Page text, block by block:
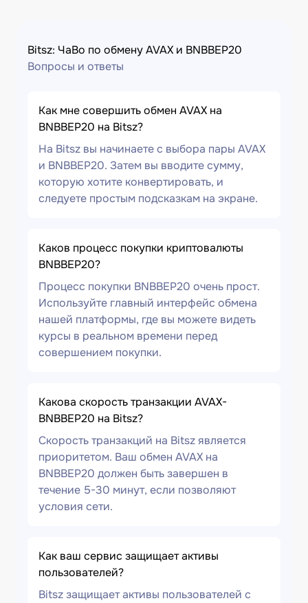
Bitsz: ЧаВо по обмену AVAX и BNBBEP20
Вопросы и ответы
Как мне совершить обмен AVAX на
BNBBEP20 на Bitsz?
На Bitsz вы начинаете с выбора пары AVAX
и BNBBEP20. Затем вы вводите сумму,
которую хотите конвертировать, и
следуете простым подсказкам на экране.
Каков процесс покупки криптовалюты
BNBBEP20?
Процесс покупки BNBBEP20 очень прост.
Используйте главный интерфейс обмена
нашей платформы, где вы можете видеть
курсы в реальном времени перед
совершением покупки.
Какова скорость транзакции AVAX-
BNBBEP20 на Bitsz?
Скорость транзакций на Bitsz является
приоритетом. Ваш обмен AVAX на
BNBBEP20 должен быть завершен в
течение 5-30 минут, если позволяют
условия сети.
Как ваш сервис защищает активы
пользователей?
Bitsz защищает активы пользователей с